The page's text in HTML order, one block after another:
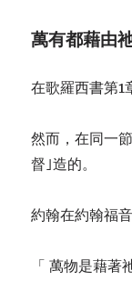
萬有都藉由
在歌羅西書第1
然而，在同一
督｣造的。
約翰在約翰福
「 萬物是藉著